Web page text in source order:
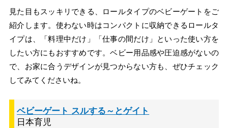
見た目もスッキリできる、ロールタイプのベビーゲートをご
紹介します。使わない時はコンパクトに収納できるロールタ
イプは、「料理中だけ」「仕事の間だけ」といった使い方を
したい方にもおすすめです。ベビー用品感や圧迫感がないの
で、お家に合うデザインが見つからない方も、ぜひチェック
してみてくださいね。
ベビーゲート スルする～とゲイト
日本育児